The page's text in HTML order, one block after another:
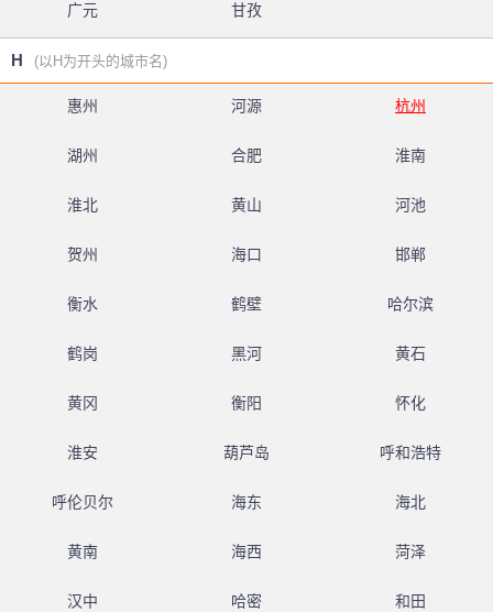
广元 甘孜
H (以H为开头的城市名)
惠州 河源 杭州
湖州 合肥 淮南
淮北 黄山 河池
贺州 海口 邯郸
衡水 鹤壁 哈尔滨
鹤岗 黑河 黄石
黄冈 衡阳 怀化
淮安 葫芦岛 呼和浩特
呼伦贝尔 海东 海北
黄南 海西 菏泽
汉中 哈密 和田